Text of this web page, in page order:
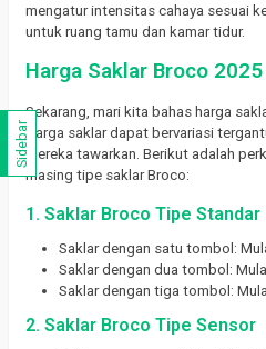
mengatur intensitas cahaya sesuai
untuk ruang tamu dan kamar tidur.
Harga Saklar Broco 2025
Sekarang, mari kita bahas harga
Harga saklar dapat bervariasi
mereka tawarkan. Berikut adalah
masing tipe saklar Broco:
1. Saklar Broco Tipe Standar
Saklar dengan satu tombol:
Saklar dengan dua tombol:
Saklar dengan tiga tombol:
2. Saklar Broco Tipe Sensor
Sidebar